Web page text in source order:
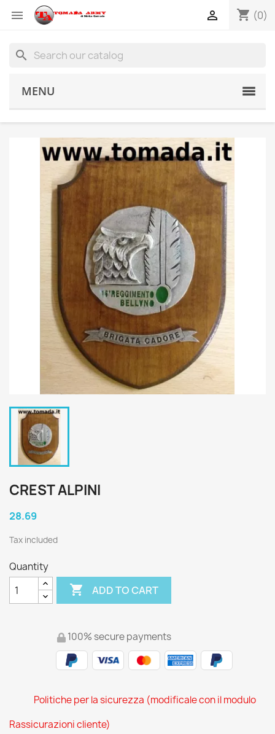
 shopping_cart (0)

search
MENU
CREST ALPINI
28.69
Tax included
Quantity
 ADD TO CART
100% secure payments
Politiche per la sicurezza (modificale con il modulo
Rassicurazioni cliente)